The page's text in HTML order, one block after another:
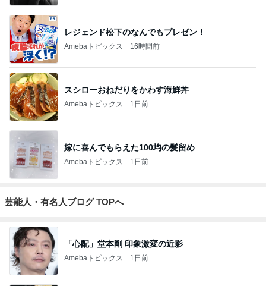
レジェンド松下のなんでもプレゼン！
Amebaトピックス 16時間前
スシローおねだりをかわす海鮮丼
Amebaトピックス 1日前
嫁に喜んでもらえた100均の髪留め
Amebaトピックス 1日前
芸能人・有名人ブログ TOPへ
「心配」堂本剛 印象激変の近影
Amebaトピックス 1日前